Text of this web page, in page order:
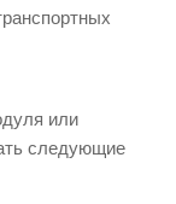
или
следующие